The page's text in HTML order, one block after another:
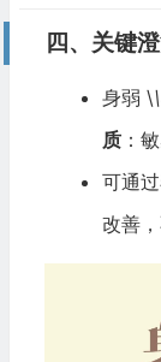
四、关键
身弱 \
质：
可通过
改善，